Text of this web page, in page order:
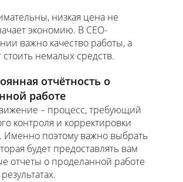
низкая цена не
экономию. В СЕО-
важно качество работы, а
немалых средств.
отчётность о
работе
– процесс, требующий
контроля и корректировки
Именно поэтому важно выбрать
будет предоставлять вам
отчеты о проделанной работе